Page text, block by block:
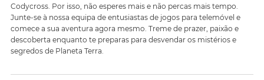
Codycross. Por isso, não esperes mais e não percas mais tempo.
Junte-se à nossa equipa de entusiastas de jogos para telemóvel e
comece a sua aventura agora mesmo. Treme de prazer, paixão e
descoberta enquanto te preparas para desvendar os mistérios e
segredos de Planeta Terra.